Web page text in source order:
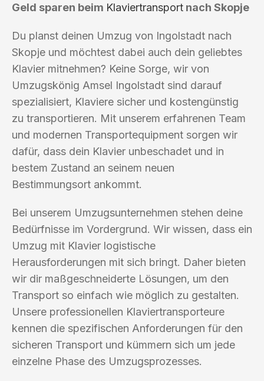
Geld sparen beim Klaviertransport nach Skopje
Du planst deinen Umzug von Ingolstadt nach
Skopje und möchtest dabei auch dein geliebtes
Klavier mitnehmen? Keine Sorge, wir von
Umzugskönig Amsel Ingolstadt sind darauf
spezialisiert, Klaviere sicher und kostengünstig
zu transportieren. Mit unserem erfahrenen Team
und modernen Transportequipment sorgen wir
dafür, dass dein Klavier unbeschadet und in
bestem Zustand an seinem neuen
Bestimmungsort ankommt.
Bei unserem Umzugsunternehmen stehen deine
Bedürfnisse im Vordergrund. Wir wissen, dass ein
Umzug mit Klavier logistische
Herausforderungen mit sich bringt. Daher bieten
wir dir maßgeschneiderte Lösungen, um den
Transport so einfach wie möglich zu gestalten.
Unsere professionellen Klaviertransporteure
kennen die spezifischen Anforderungen für den
sicheren Transport und kümmern sich um jede
einzelne Phase des Umzugsprozesses.